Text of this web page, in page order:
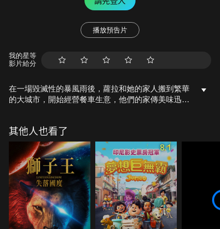
播放預告片
我的星等
影片給分
在一場毀滅性的暴風雨後，蘿拉和她的家人搬到繁華
的大城市，開始經營餐車生意，他們的家傳美味迅速
傳食譜上，隨著兩個世界的碰撞，蘿拉將如何捍衛家
族的傳承，並在這場美食與商業的對決中奮力反擊？
其他人也看了
8.1